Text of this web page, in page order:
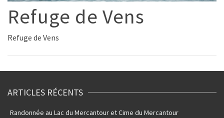
Refuge de Vens
Refuge de Vens
ARTICLES RÉCENTS
Randonnée au Lac du Mercantour et Cime du Mercantour